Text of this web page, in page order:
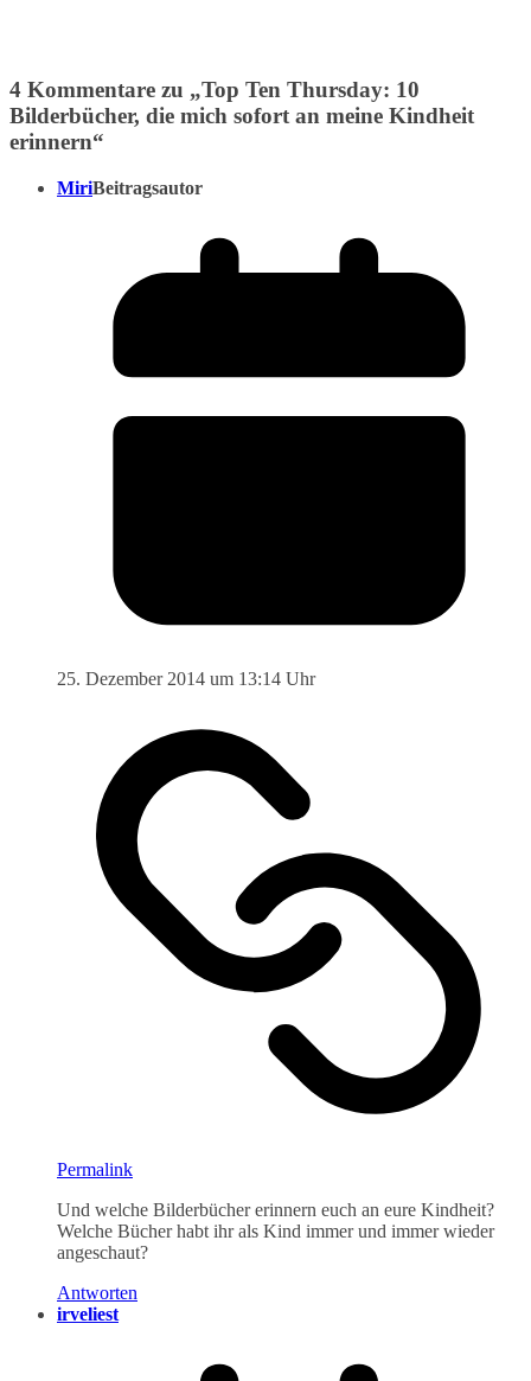
4 Kommentare zu „Top Ten Thursday: 10
Bilderbücher, die mich sofort an meine Kindheit
erinnern“
MiriBeitragsautor
25. Dezember 2014 um 13:14 Uhr
Permalink
Und welche Bilderbücher erinnern euch an eure Kindheit?
Welche Bücher habt ihr als Kind immer und immer wieder
angeschaut?
Antworten
irveliest